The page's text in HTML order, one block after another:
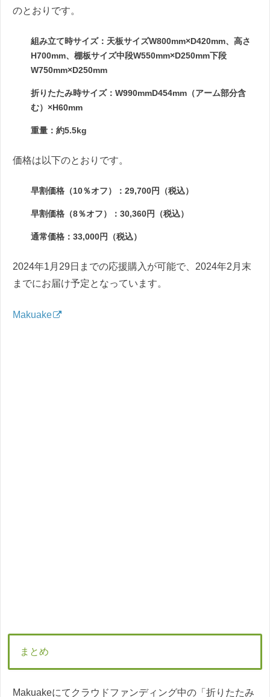
のとおりです。
組み⽴て時サイズ：天板サイズW800mm×D420mm、⾼さ
H700mm、棚板サイズ中段W550mm×D250mm下段
W750mm×D250mm
折りたたみ時サイズ：W990mmD454mm（アーム部分含
む）×H60mm
重量：約5.5kg
価格は以下のとおりです。
早割価格（10％オフ）：29,700円（税込）
早割価格（8％オフ）：30,360円（税込）
通常価格：33,000円（税込）
2024年1月29日までの応援購入が可能で、2024年2月末
までにお届け予定となっています。
Makuake
まとめ
Makuakeにてクラウドファンディング中の「折りたたみ